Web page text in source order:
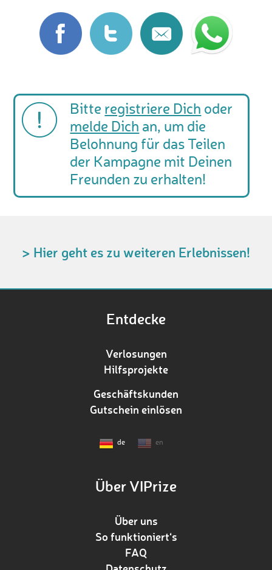
Bitte registriere Dich oder
melde Dich an, um die
Belohnung für das Teilen
der Kampagne mit Deinen
Freunden zu erhalten!
> Hier geht es zu weiteren Erlebnissen!
Entdecke
Verlosungen
Hilfsprojekte
Geschäftskunden
Gutschein einlösen
de en
Über VIPrize
Über uns
So funktioniert‘s
FAQ